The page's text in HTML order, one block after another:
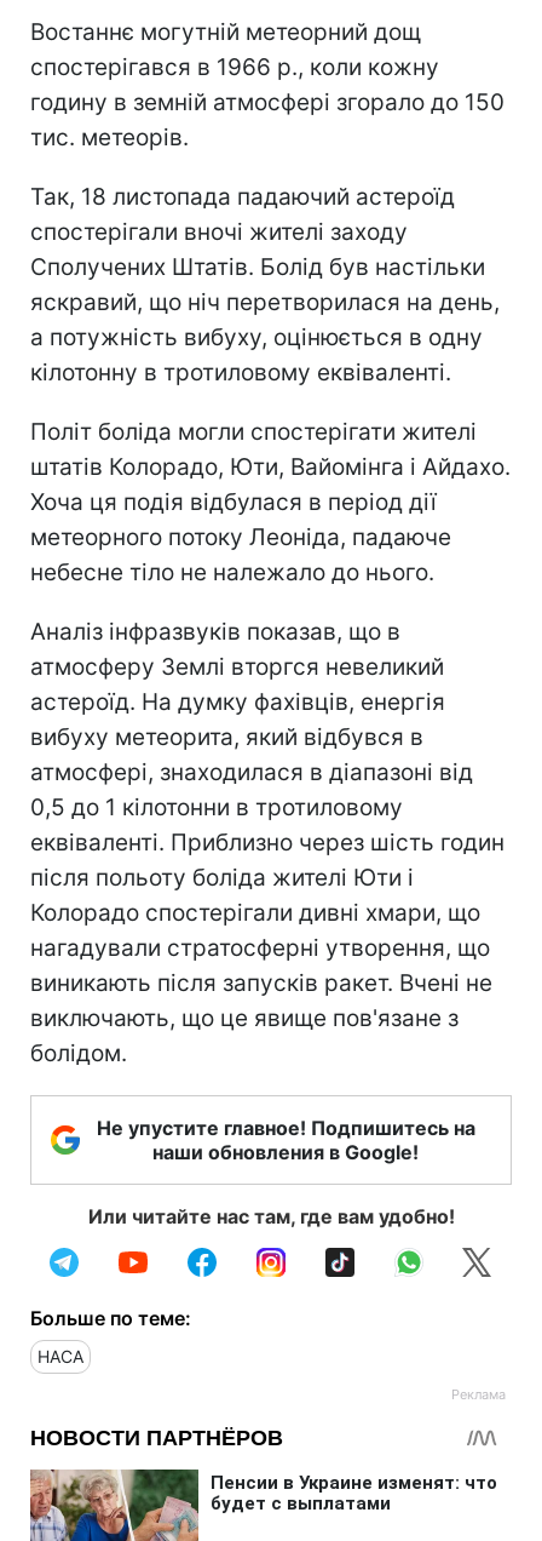
Востаннє могутній метеорний дощ
спостерігався в 1966 р., коли кожну
годину в земній атмосфері згорало до 150
тис. метеорів.
Так, 18 листопада падаючий астероїд
спостерігали вночі жителі заходу
Сполучених Штатів. Болід був настільки
яскравий, що ніч перетворилася на день,
а потужність вибуху, оцінюється в одну
кілотонну в тротиловому еквіваленті.
Політ боліда могли спостерігати жителі
штатів Колорадо, Юти, Вайомінга і Айдахо.
Хоча ця подія відбулася в період дії
метеорного потоку Леоніда, падаюче
небесне тіло не належало до нього.
Аналіз інфразвуків показав, що в
атмосферу Землі вторгся невеликий
астероїд. На думку фахівців, енергія
вибуху метеорита, який відбувся в
атмосфері, знаходилася в діапазоні від
0,5 до 1 кілотонни в тротиловому
еквіваленті. Приблизно через шість годин
після польоту боліда жителі Юти і
Колорадо спостерігали дивні хмари, що
нагадували стратосферні утворення, що
виникають після запусків ракет. Вчені не
виключають, що це явище пов'язане з
болідом.
Не упустите главное! Подпишитесь на
наши обновления в Google!
Или читайте нас там, где вам удобно!
Больше по теме:
НАСА